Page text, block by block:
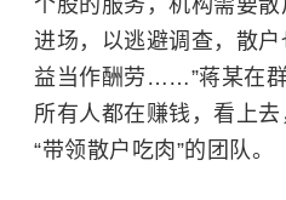
个股的服务，机构需要
进场，以逃避调查，散
益当作酬劳……”蒋某在
所有人都在赚钱，看上
“带领散户吃肉”的团队。